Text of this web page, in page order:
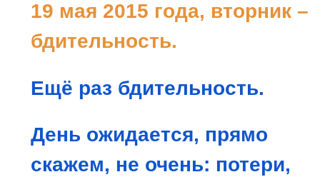
19 мая 2015 года, вторник –
бдительность.
Ещё раз бдительность.
День ожидается, прямо
скажем, не очень: потери,